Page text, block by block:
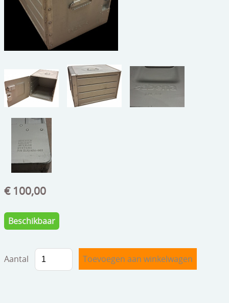
schilderijen
porselein/aardewerk
medailles/munten/bankbiljetten
ets/tekening/litho/gravure
glaswerk
lamp/luchter
speelgoed
klokken
spiegels
boeken
€ 100,00
Beschikbaar
Aantal